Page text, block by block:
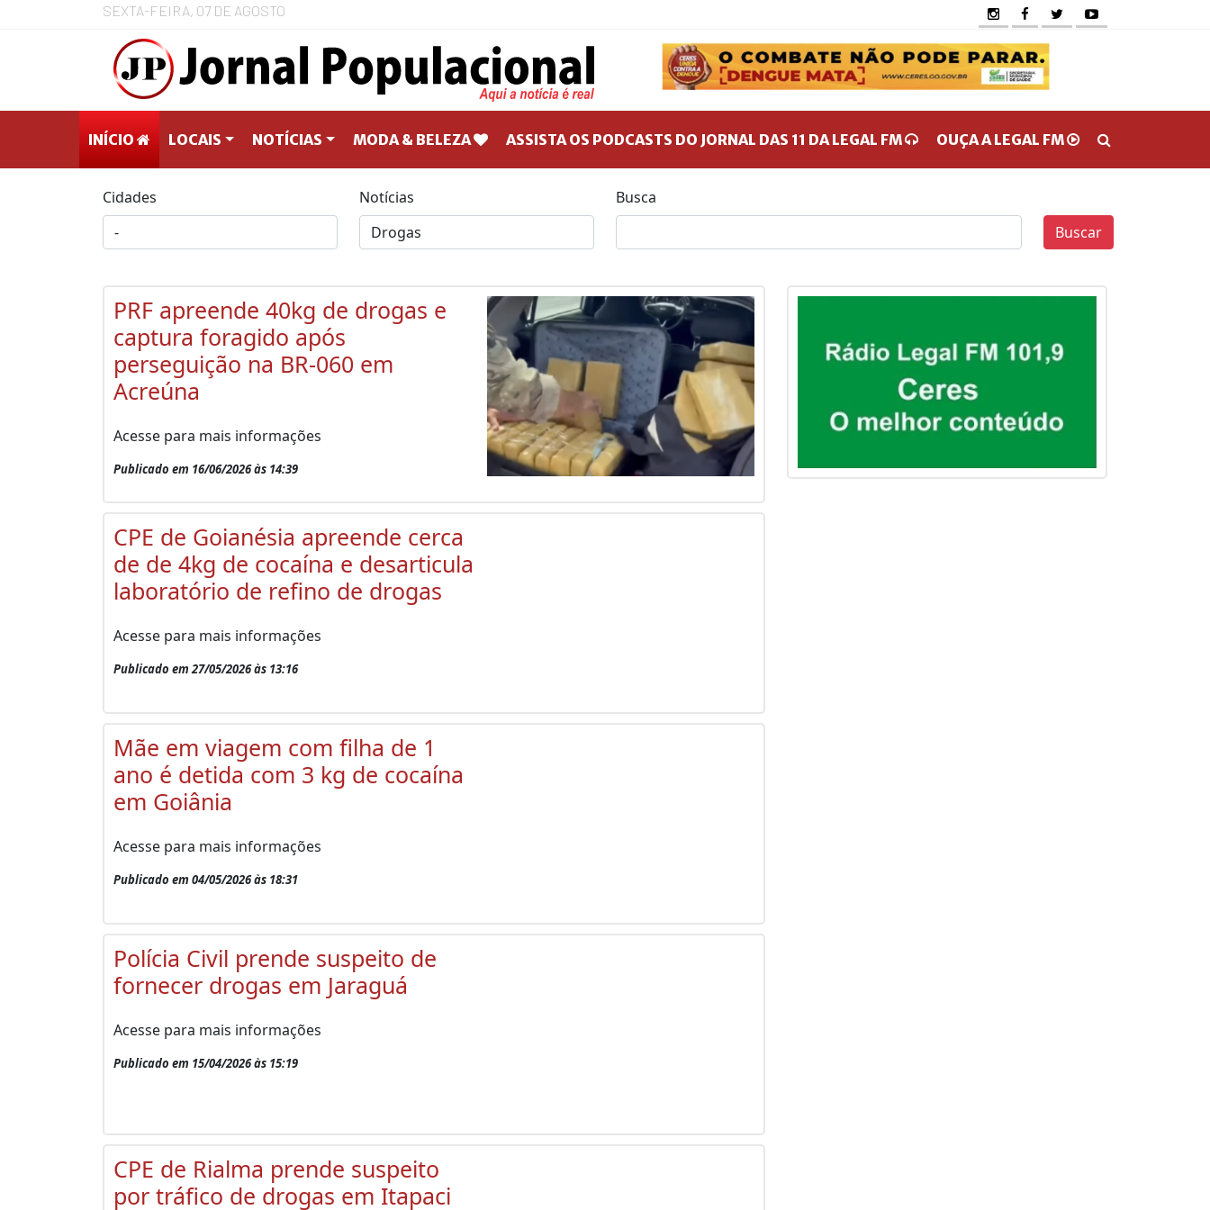
SEXTA-FEIRA, 07 DE AGOSTO
INÍCIO LOCAIS NOTÍCIAS MODA & BELEZA ASSISTA OS PODCASTS DO JORNAL DAS 11 DA LEGAL FM OUÇA A LEGAL FM
Cidades Notícias
Busca
Buscar
PRF apreende 40kg de drogas e
captura foragido após
perseguição na BR-060 em
Acreúna
Acesse para mais informações
Publicado em 16/06/2026 às 14:39
CPE de Goianésia apreende cerca
de de 4kg de cocaína e desarticula
laboratório de refino de drogas
Acesse para mais informações
Publicado em 27/05/2026 às 13:16
Mãe em viagem com filha de 1
ano é detida com 3 kg de cocaína
em Goiânia
Acesse para mais informações
Publicado em 04/05/2026 às 18:31
Polícia Civil prende suspeito de
fornecer drogas em Jaraguá
Acesse para mais informações
Publicado em 15/04/2026 às 15:19
CPE de Rialma prende suspeito
por tráfico de drogas em Itapaci